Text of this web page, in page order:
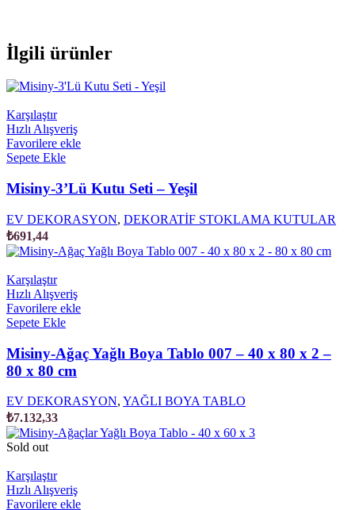
İlgili ürünler
Karşılaştır
Hızlı Alışveriş
Favorilere ekle
Sepete Ekle
Misiny-3’Lü Kutu Seti – Yeşil
EV DEKORASYON, DEKORATİF STOKLAMA KUTULAR
₺691,44
Karşılaştır
Hızlı Alışveriş
Favorilere ekle
Sepete Ekle
Misiny-Ağaç Yağlı Boya Tablo 007 – 40 x 80 x 2 –
80 x 80 cm
EV DEKORASYON, YAĞLI BOYA TABLO
₺7.132,33
Sold out
Karşılaştır
Hızlı Alışveriş
Favorilere ekle